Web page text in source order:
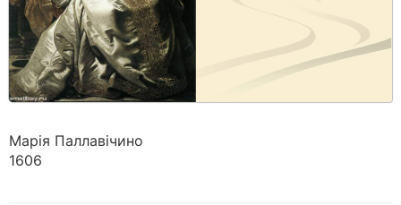
Марія Паллавічино
1606